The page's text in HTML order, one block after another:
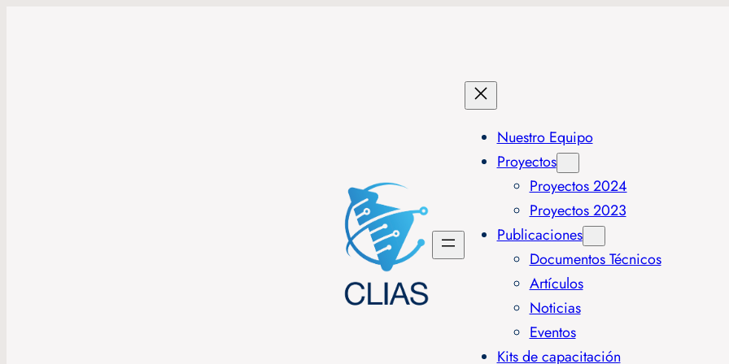
Nuestro Equipo
Proyectos
Proyectos 2024
Proyectos 2023
Publicaciones
Documentos Técnicos
Artículos
Noticias
Eventos
Kits de capacitación